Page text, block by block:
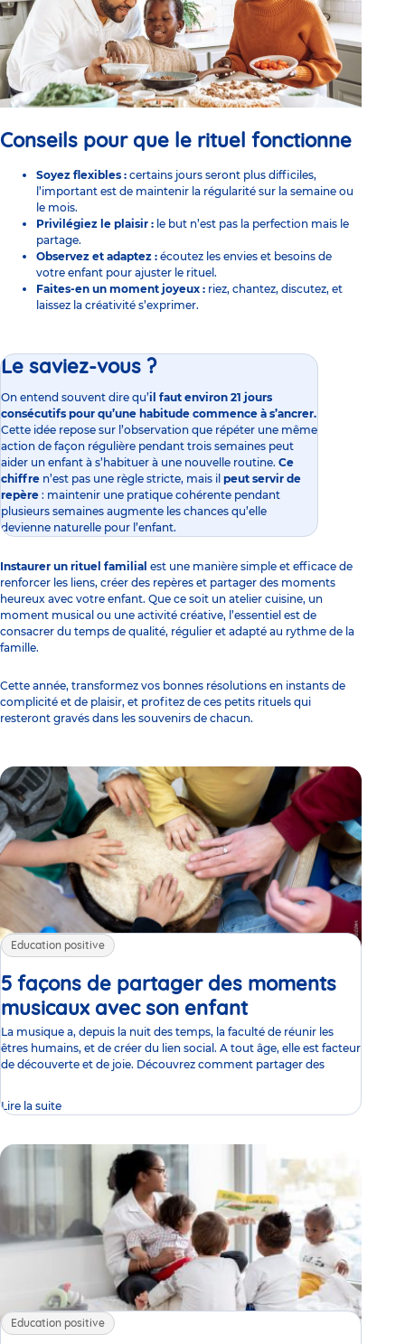
Conseils pour que le rituel fonctionne
Soyez flexibles : certains jours seront plus difficiles,
l’important est de maintenir la régularité sur la semaine ou
le mois.
Privilégiez le plaisir : le but n’est pas la perfection mais le
partage.
Observez et adaptez : écoutez les envies et besoins de
votre enfant pour ajuster le rituel.
Faites-en un moment joyeux : riez, chantez, discutez, et
laissez la créativité s’exprimer.
Le saviez-vous ?
On entend souvent dire qu’il faut environ 21 jours
consécutifs pour qu’une habitude commence à s’ancrer.
Cette idée repose sur l’observation que répéter une même
action de façon régulière pendant trois semaines peut
aider un enfant à s’habituer à une nouvelle routine. Ce
chiffre n’est pas une règle stricte, mais il peut servir de
repère : maintenir une pratique cohérente pendant
plusieurs semaines augmente les chances qu’elle
devienne naturelle pour l’enfant.
Instaurer un rituel familial est une manière simple et efficace de
renforcer les liens, créer des repères et partager des moments
heureux avec votre enfant. Que ce soit un atelier cuisine, un
moment musical ou une activité créative, l’essentiel est de
consacrer du temps de qualité, régulier et adapté au rythme de la
famille.
Cette année, transformez vos bonnes résolutions en instants de
complicité et de plaisir, et profitez de ces petits rituels qui
resteront gravés dans les souvenirs de chacun.
Education positive
5 façons de partager des moments
musicaux avec son enfantArticle
La musique a, depuis la nuit des temps, la faculté de réunir les
êtres humains, et de créer du lien social. A tout âge, elle est facteur
de découverte et de joie. Découvrez comment partager des
Lire la suite
Education positive